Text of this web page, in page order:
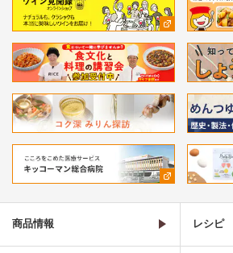
商品情報 レシピ